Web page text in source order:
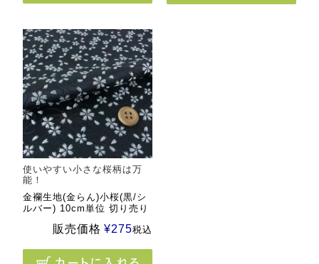
使いやすい小さな桜柄は万
能！
金襴生地(金らん)小桜(黒/シ
ルバー) 10cm単位 切り売り
販売価格 ¥275税込